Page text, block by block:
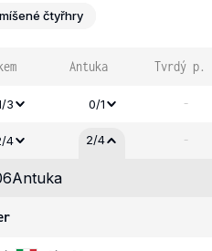
čtyřhry
Antuka Tvrdý p.
3 0/1 -
4 2/4 -
Antuka